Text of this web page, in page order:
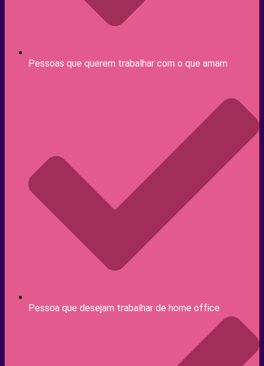
Pessoas que querem trabalhar com o que amam
Pessoa que desejam trabalhar de home office